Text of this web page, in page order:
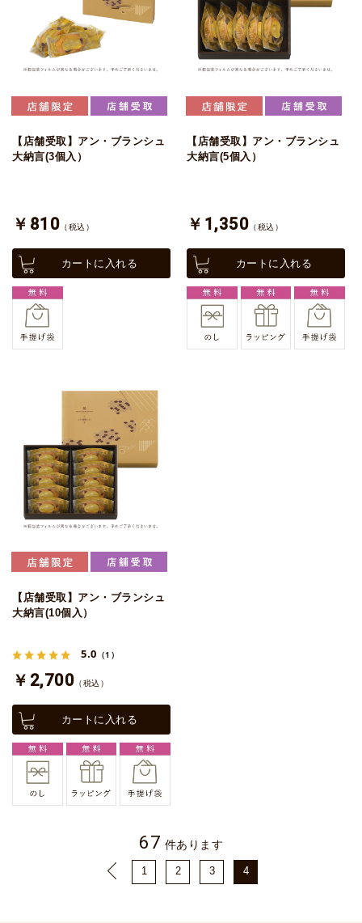
【店舗受取】アン・ブランシュ
大納言(3個入）
￥810 （税込）
カートに入れる
【店舗受取】アン・ブランシュ
大納言(5個入）
￥1,350 （税込）
カートに入れる
【店舗受取】アン・ブランシュ
大納言(10個入）
5.0 （1）
￥2,700 （税込）
カートに入れる
67 件あります
1 2 3 4